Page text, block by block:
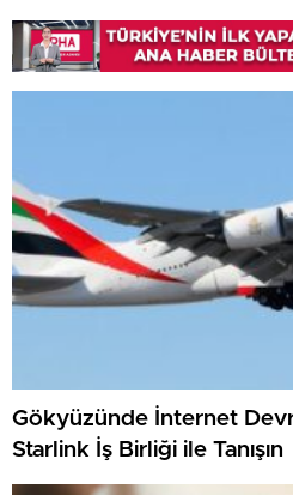
Gökyüzünde İnternet
Starlink İş Birliği ile Tanışın